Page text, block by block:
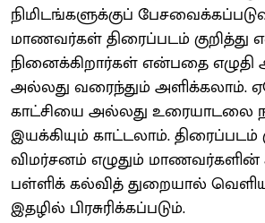
நிமிடங்களுக்குப்
மாணவர்கள் திரைப்படம்
நினைக்கிறார்கள் என்பதை எழுதி
அல்லது வரைந்தும் அளிக்கலாம்.
காட்சியை அல்லது உரையாடலை
இயக்கியும் காட்டலாம். திரைப்படம்
விமர்சனம் எழுதும் மாணவர்களின்
பள்ளிக் கல்வித் துறையால்
இதழில் பிரசுரிக்கப்படும்.